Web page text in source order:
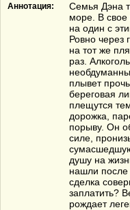
Аннотация:
Семья Дэна
море. В свое
на один с
Ровно через
на тот же
раз.
плывет
береговая
плещутся
дорожка,
порыву. Он
силе,
душу на
нашли
сделка
заплатить?
рождает